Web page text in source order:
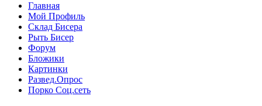
Главная
Мой Профиль
Склад Бисера
Рыть Бисер
Форум
Бложики
Картинки
Развед.Опрос
Порко Соц.сеть